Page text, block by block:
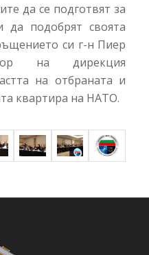
да се подготвят за
да подобрят своята
си г-н Пиер
на дирекция
на отбраната и
квартира на НАТО.